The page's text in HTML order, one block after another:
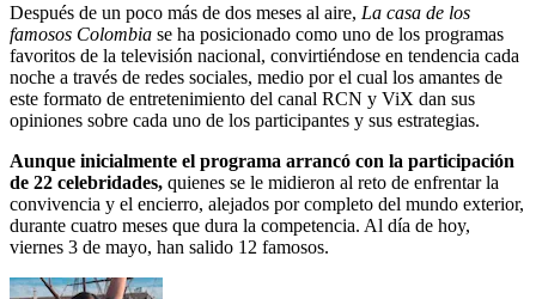
Después de un poco más de dos meses al aire, La casa de los
famosos Colombia se ha posicionado como uno de los programas
favoritos de la televisión nacional, convirtiéndose en tendencia cada
noche a través de redes sociales, medio por el cual los amantes de
este formato de entretenimiento del canal RCN y ViX dan sus
opiniones sobre cada uno de los participantes y sus estrategias.
Aunque inicialmente el programa arrancó con la participación
de 22 celebridades, quienes se le midieron al reto de enfrentar la
convivencia y el encierro, alejados por completo del mundo exterior,
durante cuatro meses que dura la competencia. Al día de hoy,
viernes 3 de mayo, han salido 12 famosos.